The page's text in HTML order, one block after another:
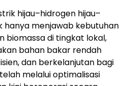
hijau–hidrogen hijau–
hanya menjawab kebutuhan
biomassa di tingkat lokal,
bahan bakar rendah
dan berkelanjutan bagi
melalui optimalisasi